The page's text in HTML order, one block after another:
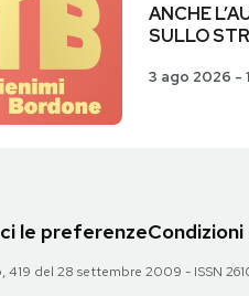
ANCHE
SULLO
3 ago 2026 -
le preferenze
419 del 28 settembre 2009 - ISSN